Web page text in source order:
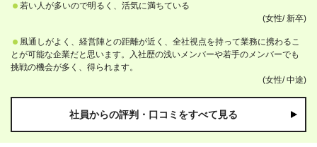
若い人が多いので明るく、活気に満ちている
(女性/ 新卒)
風通しがよく、経営陣との距離が近く、全社視点を持って業務に携わるこ
とが可能な企業だと思います。入社歴の浅いメンバーや若手のメンバーでも
挑戦の機会が多く、得られます。
(女性/ 中途)
社員からの評判・口コミをすべて見る